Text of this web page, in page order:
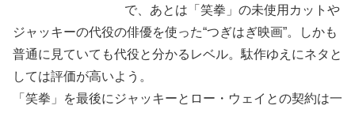
で、あとは「笑拳」の未使用カットや
ジャッキーの代役の俳優を使った“つぎはぎ映画”。しかも
普通に見ていても代役と分かるレベル。駄作ゆえにネタと
しては評価が高いよう。
「笑拳」を最後にジャッキーとロー・ウェイとの契約は一